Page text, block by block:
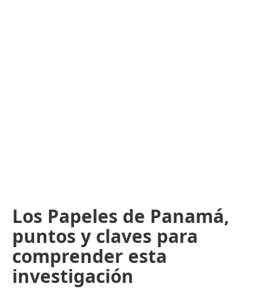
Los Papeles de Panamá,
puntos y claves para
comprender esta
investigación